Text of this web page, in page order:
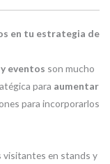
en tu estrategia de
eventos son mucho
para aumentar
para incorporarlos
visitantes en stands y